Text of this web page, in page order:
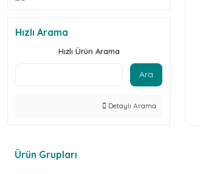
Hızlı Arama
Hızlı Ürün Arama
Ara
Detaylı Arama
Ürün Grupları